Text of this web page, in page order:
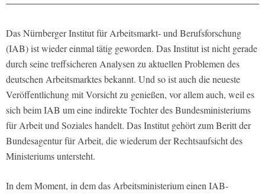
Das Nürnberger Institut für Arbeitsmarkt- und Berufsforschung
(IAB) ist wieder einmal tätig geworden. Das Institut ist nicht gerade
durch seine treffsicheren Analysen zu aktuellen Problemen des
deutschen Arbeitsmarktes bekannt. Und so ist auch die neueste
Veröffentlichung mit Vorsicht zu genießen, vor allem auch, weil es
sich beim IAB um eine indirekte Tochter des Bundesministeriums
für Arbeit und Soziales handelt. Das Institut gehört zum Beritt der
Bundesagentur für Arbeit, die wiederum der Rechtsaufsicht des
Ministeriums untersteht.
In dem Moment, in dem das Arbeitsministerium einen IAB-